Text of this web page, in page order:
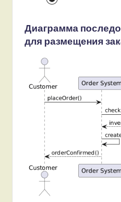
Диаграмма
для размещения